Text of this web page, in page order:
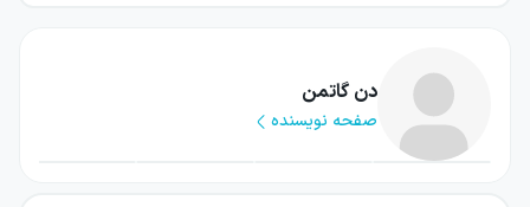
دن گاتمن
صفحه نویسنده